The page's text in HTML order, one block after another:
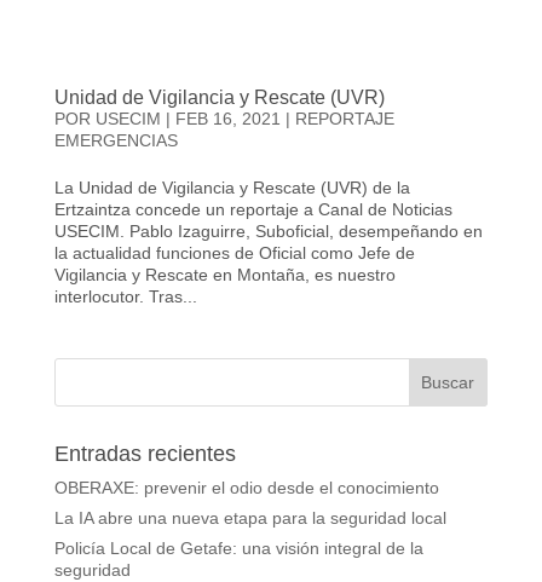
Unidad de Vigilancia y Rescate (UVR)
POR USECIM | FEB 16, 2021 | REPORTAJE
EMERGENCIAS
La Unidad de Vigilancia y Rescate (UVR) de la
Ertzaintza concede un reportaje a Canal de Noticias
USECIM. Pablo Izaguirre, Suboficial, desempeñando en
la actualidad funciones de Oficial como Jefe de
Vigilancia y Rescate en Montaña, es nuestro
interlocutor. Tras...
Entradas recientes
OBERAXE: prevenir el odio desde el conocimiento
La IA abre una nueva etapa para la seguridad local
Policía Local de Getafe: una visión integral de la
seguridad